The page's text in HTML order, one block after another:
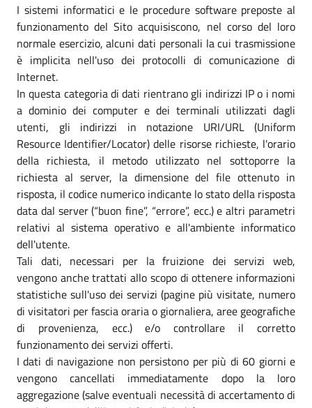
I sistemi informatici e le procedure software preposte al
funzionamento del Sito acquisiscono, nel corso del loro
normale esercizio, alcuni dati personali la cui trasmissione
è implicita nell'uso dei protocolli di comunicazione di
Internet.
In questa categoria di dati rientrano gli indirizzi IP o i nomi
a dominio dei computer e dei terminali utilizzati dagli
utenti, gli indirizzi in notazione URI/URL (Uniform
Resource Identifier/Locator) delle risorse richieste, l'orario
della richiesta, il metodo utilizzato nel sottoporre la
richiesta al server, la dimensione del file ottenuto in
risposta, il codice numerico indicante lo stato della risposta
data dal server (“buon fine”, “errore”, ecc.) e altri parametri
relativi al sistema operativo e all'ambiente informatico
dell'utente.
Tali dati, necessari per la fruizione dei servizi web,
vengono anche trattati allo scopo di ottenere informazioni
statistiche sull'uso dei servizi (pagine più visitate, numero
di visitatori per fascia oraria o giornaliera, aree geografiche
di provenienza, ecc.) e/o controllare il corretto
funzionamento dei servizi offerti.
I dati di navigazione non persistono per più di 60 giorni e
vengono cancellati immediatamente dopo la loro
aggregazione (salve eventuali necessità di accertamento di